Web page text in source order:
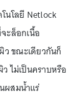
นโลยี Netlock
ะล็อกเนื้อ
ขณะเดียวกันก็
ไม่เป็นคราบหรือ
ผสมน้ำแร่